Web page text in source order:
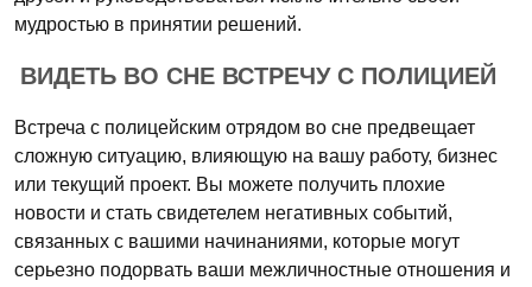
мудростью в принятии решений.
ВИДЕТЬ ВО СНЕ ВСТРЕЧУ С ПОЛИЦИЕЙ
Встреча с полицейским отрядом во сне предвещает
сложную ситуацию, влияющую на вашу работу, бизнес
или текущий проект. Вы можете получить плохие
новости и стать свидетелем негативных событий,
связанных с вашими начинаниями, которые могут
серьезно подорвать ваши межличностные отношения и